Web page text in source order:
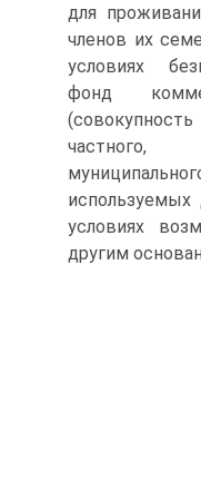
для
членов их
условиях
фонд
частного,
условиях
другим